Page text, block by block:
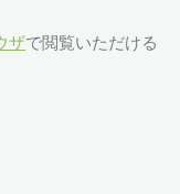
ザで閲覧いただける